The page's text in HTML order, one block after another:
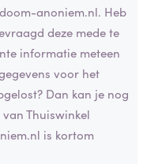
anoniem.nl. Heb
deze mede te
informatie meteen
voor het
Dan kan je nog
Thuiswinkel
is kortom